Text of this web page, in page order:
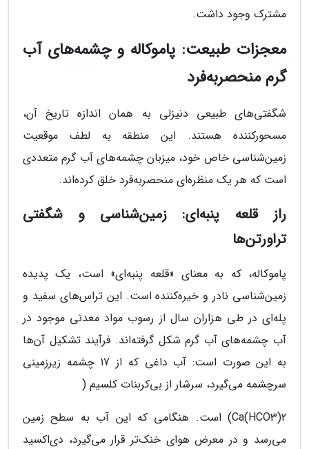
مشترک وجود داشت.
معجزات طبیعت: پاموکاله و چشمه‌های آب
گرم منحصربه‌فرد
شگفتی‌های طبیعی دنیزلی به همان اندازه تاریخ آن،
مسحورکننده هستند. این منطقه به لطف موقعیت
زمین‌شناسی خاص خود، میزبان چشمه‌های آب گرم متعددی
است که هر یک منظره‌ای منحصربه‌فرد خلق کرده‌اند.
راز قلعه پنبه‌ای: زمین‌شناسی و شگفتی
تراورتن‌ها
پاموکاله، که به معنای «قلعه پنبه‌ای» است، یک پدیده
زمین‌شناسی نادر و خیره‌کننده است. این تراس‌های سفید و
پله‌ای در طی هزاران سال از رسوب مواد معدنی موجود در
آب چشمه‌های آب گرم شکل گرفته‌اند. فرآیند تشکیل آن‌ها
به این صورت است: آب داغی که از 17 چشمه زیرزمینی
سرچشمه می‌گیرد، سرشار از بی‌کربنات کلسیم (
Ca(HCO3)2) است. هنگامی که این آب به سطح زمین
می‌رسد و در معرض هوای خنک‌تر قرار می‌گیرد، دی‌اکسید